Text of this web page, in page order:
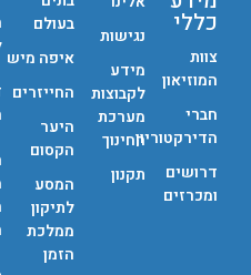
כללי
צוות
המוזיאון
חברי
הדירקטוריון
דרושים
ומכרזים
נגישות
מידע
לקבוצות
מערכת
החינוך
תקנון
בעולם
איפה מיש
החייזרים
היער
הקסום
המסע
לתיקון
ממלכת
הזמן